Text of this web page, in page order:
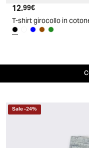
Prezzo attuale
12.99€
T-shirt girocollo in
Sale-24%